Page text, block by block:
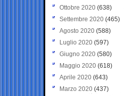
Ottobre 2020 (638)
Settembre 2020(465)
Agosto 2020 (588)
Luglio 2020 (597)
Giugno 2020 (580)
Maggio 2020 (618)
Aprile 2020 (643)
Marzo 2020 (437)